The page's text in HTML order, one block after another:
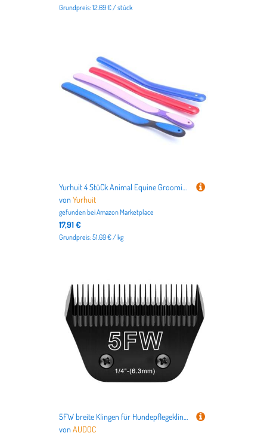
Grundpreis: 12.69 € / stück
Yurhuit 4 StüCk Animal Equine Grooming Sweat Scraper Horse Tool ZufäLlige Farbe
vonYurhuit
gefunden beiAmazon Marketplace
17,91 €
Grundpreis: 51.69 € / kg
5FW breite Klingen für Hundepflegeklingen, kompatibel mit Andis-Hunde-Scherklingen, kompatibel mit Oster A5, Wahl km10 Hunde-Schermaschinen, Edelstahlklinge scharf
vonAUDOC